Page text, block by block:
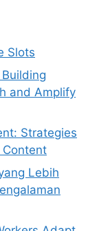
Slots
and Amplify
Strategies
Content
Lebih